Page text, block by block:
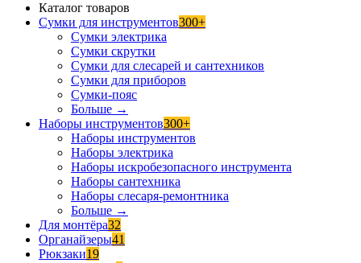
Каталог товаров
Сумки для инструментов300+
Сумки электрика
Сумки скрутки
Сумки для слесарей и сантехников
Сумки для приборов
Сумки-пояс
Больше →
Наборы инструментов300+
Наборы инструментов
Наборы электрика
Наборы искробезопасного инструмента
Наборы сантехника
Наборы слесаря-ремонтника
Больше →
Для монтёра32
Органайзеры41
Рюкзаки19